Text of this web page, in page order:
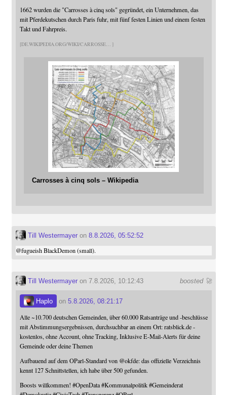
1662 wurden die "Carrosses à cinq sols" gegründet, ein Unternehmen, das
mit Pferdekutschen durch Paris fuhr, mit fünf festen Linien und einem festen
Takt und Fahrpreis.
DE.WIKIPEDIA.ORG/WIKI/CARROSSE
Carrosses à cinq sols – Wikipedia
Till Westermayeron 8.8.2026, 05:52:52
@fugueishBlackDemon (small).
boosted 🚀
Till Westermayeron 7.8.2026, 10:12:43
Haplo on 5.8.2026, 08:21:17
Alle ~10.700 deutschen Gemeinden, über 60.000 Ratsanträge und -beschlüsse
mit Abstimmungsergebnissen, durchsuchbar an einem Ort: ratsblick.de -
kostenlos, ohne Account, ohne Tracking, Inklusive E-Mail-Alerts für deine
Gemeinde oder deine Themen
Aufbauend auf dem OParl-Standard von @okfde: das offizielle Verzeichnis
kennt 127 Schnittstellen, ich habe über 500 gefunden.
Boosts willkommen! #OpenData #Kommunalpolitik #Gemeinderat